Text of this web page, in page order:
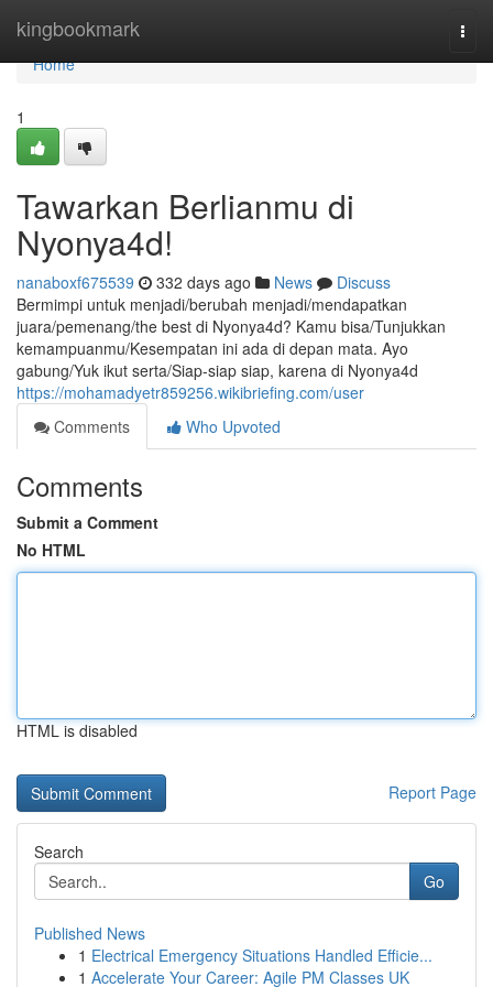
kingbookmark
Home
Home
1
Tawarkan Berlianmu di
Nyonya4d!
nanaboxf675539 332 days ago News
Discuss
Bermimpi untuk menjadi/berubah menjadi/mendapatkan
juara/pemenang/the best di Nyonya4d? Kamu bisa/Tunjukkan
kemampuanmu/Kesempatan ini ada di depan mata. Ayo
gabung/Yuk ikut serta/Siap-siap siap, karena di Nyonya4d
https://mohamadyetr859256.wikibriefing.com/user
Comments
Who Upvoted
Comments
Submit a Comment
No HTML
HTML is disabled
Report Page
Search
Go
Published News
1 Electrical Emergency Situations Handled Efficie...
1 Accelerate Your Career: Agile PM Classes UK